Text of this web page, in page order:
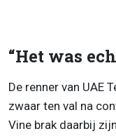
“Het was
De renner van UAE
zwaar ten val na
Vine brak daarbij